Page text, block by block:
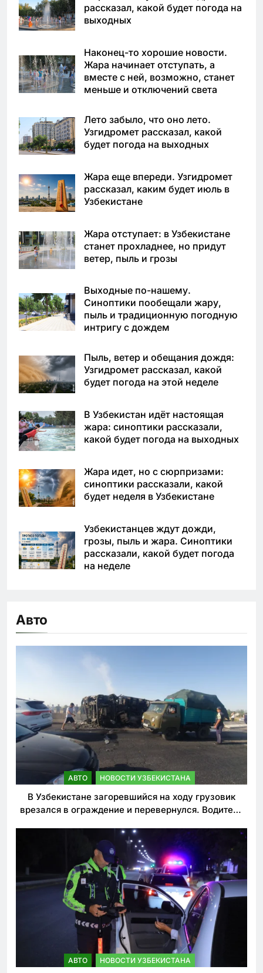
рассказал, какой будет погода на
выходных
Наконец-то хорошие новости.
Жара начинает отступать, а
вместе с ней, возможно, станет
меньше и отключений света
Лето забыло, что оно лето.
Узгидромет рассказал, какой
будет погода на выходных
Жара еще впереди. Узгидромет
рассказал, каким будет июль в
Узбекистане
Жара отступает: в Узбекистане
станет прохладнее, но придут
ветер, пыль и грозы
Выходные по-нашему.
Синоптики пообещали жару,
пыль и традиционную погодную
интригу с дождем
Пыль, ветер и обещания дождя:
Узгидромет рассказал, какой
будет погода на этой неделе
В Узбекистан идёт настоящая
жара: синоптики рассказали,
какой будет погода на выходных
Жара идет, но с сюрпризами:
синоптики рассказали, какой
будет неделя в Узбекистане
Узбекистанцев ждут дожди,
грозы, пыль и жара. Синоптики
рассказали, какой будет погода
на неделе
Авто
АВТО НОВОСТИ УЗБЕКИСТАНА
В Узбекистане загоревшийся на ходу грузовик
врезался в ограждение и перевернулся. Водитель
АВТО НОВОСТИ УЗБЕКИСТАНА